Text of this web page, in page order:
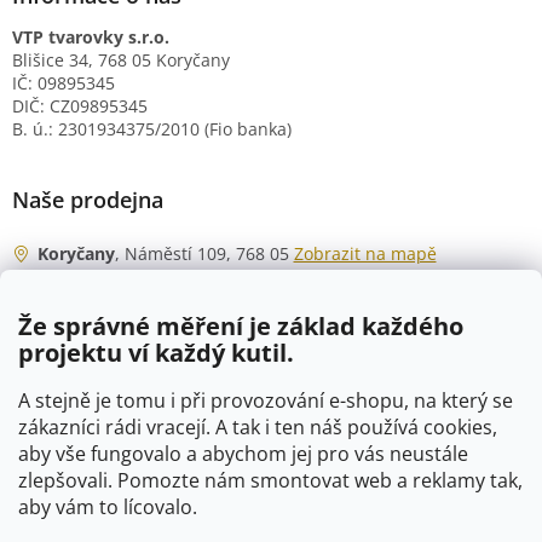
Že správné měření je základ každého
projektu ví každý kutil.
A stejně je tomu i při provozování e-shopu, na který se
zákazníci rádi vracejí. A tak i ten náš používá cookies,
aby vše fungovalo a abychom jej pro vás neustále
zlepšovali. Pomozte nám smontovat web a reklamy tak,
aby vám to lícovalo.
VTP tvarovky s.r.o.
Blišice 34, 768 05 Koryčany
IČ: 09895345
DIČ: CZ09895345
B. ú.: 2301934375/2010 (Fio banka)
Naše prodejna
Koryčany, Náměstí 109, 768 05 Zobrazit na mapě
Po - Čt
06:00 - 07:00
07:30 - 15:30
Pá
06:00 - 07:00
07:30 - 15:00
So
07:00 - 10:00
Ne
zavřeno